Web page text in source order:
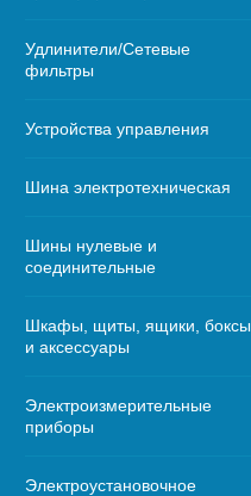
Удлинители/Сетевые
фильтры
Устройства управления
Шина электротехническая
Шины нулевые и
соединительные
Шкафы, щиты, ящики, боксы
и аксессуары
Электроизмерительные
приборы
Электроустановочное